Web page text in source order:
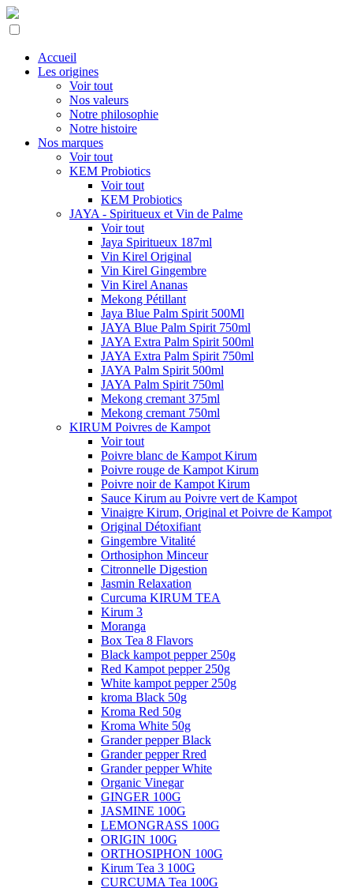
Accueil
Les origines
Voir tout
Nos valeurs
Notre philosophie
Notre histoire
Nos marques
Voir tout
KEM Probiotics
Voir tout
KEM Probiotics
JAYA - Spiritueux et Vin de Palme
Voir tout
Jaya Spiritueux 187ml
Vin Kirel Original
Vin Kirel Gingembre
Vin Kirel Ananas
Mekong Pétillant
Jaya Blue Palm Spirit 500Ml
JAYA Blue Palm Spirit 750ml
JAYA Extra Palm Spirit 500ml
JAYA Extra Palm Spirit 750ml
JAYA Palm Spirit 500ml
JAYA Palm Spirit 750ml
Mekong cremant 375ml
Mekong cremant 750ml
KIRUM Poivres de Kampot
Voir tout
Poivre blanc de Kampot Kirum
Poivre rouge de Kampot Kirum
Poivre noir de Kampot Kirum
Sauce Kirum au Poivre vert de Kampot
Vinaigre Kirum, Original et Poivre de Kampot
Original Détoxifiant
Gingembre Vitalité
Orthosiphon Minceur
Citronnelle Digestion
Jasmin Relaxation
Curcuma KIRUM TEA
Kirum 3
Moranga
Box Tea 8 Flavors
Black kampot pepper 250g
Red Kampot pepper 250g
White kampot pepper 250g
kroma Black 50g
Kroma Red 50g
Kroma White 50g
Grander pepper Black
Grander pepper Rred
Grander pepper White
Organic Vinegar
GINGER 100G
JASMINE 100G
LEMONGRASS 100G
ORIGIN 100G
ORTHOSIPHON 100G
Kirum Tea 3 100G
CURCUMA Tea 100G